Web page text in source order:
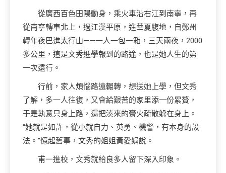
從廣西百色田陽動身，乘火車沿右江到南寧，再
從南寧轉車北上，過江漢平原，進華夏腹地，自鄭州
轉年夜巴進太行山——一人一包一箱，三天兩夜，2000
多公里，這是文秀進學報到的路途，也是她人生的第
一次遠行。
行前，家人煩惱路遠輾轉，想送她上學，但文秀
了解，多一人往復，又會給艱苦的家里添一份累贅，
于是執意只身上路，還把湊來的膏火疏散躲在身上。
“她就是如許，從小就自力、英勇、機警，有本身的設
法。”憶起舊事，文秀的姐姐黃愛娟說。
甫一進校，文秀就給良多人留下深入印象。